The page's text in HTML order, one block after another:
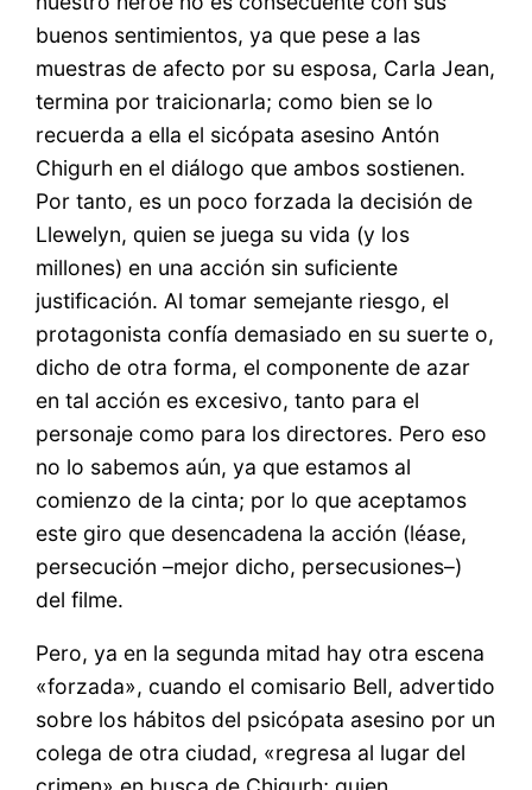
buenos sentimientos, ya que pese a las
muestras de afecto por su esposa, Carla Jean,
termina por traicionarla; como bien se lo
recuerda a ella el sicópata asesino Antón
Chigurh en el diálogo que ambos sostienen.
Por tanto, es un poco forzada la decisión de
Llewelyn, quien se juega su vida (y los
millones) en una acción sin suficiente
justificación. Al tomar semejante riesgo, el
protagonista confía demasiado en su suerte o,
dicho de otra forma, el componente de azar
en tal acción es excesivo, tanto para el
personaje como para los directores. Pero eso
no lo sabemos aún, ya que estamos al
comienzo de la cinta; por lo que aceptamos
este giro que desencadena la acción (léase,
persecución –mejor dicho, persecusiones–)
del filme.
Pero, ya en la segunda mitad hay otra escena
«forzada», cuando el comisario Bell, advertido
sobre los hábitos del psicópata asesino por un
colega de otra ciudad, «regresa al lugar del